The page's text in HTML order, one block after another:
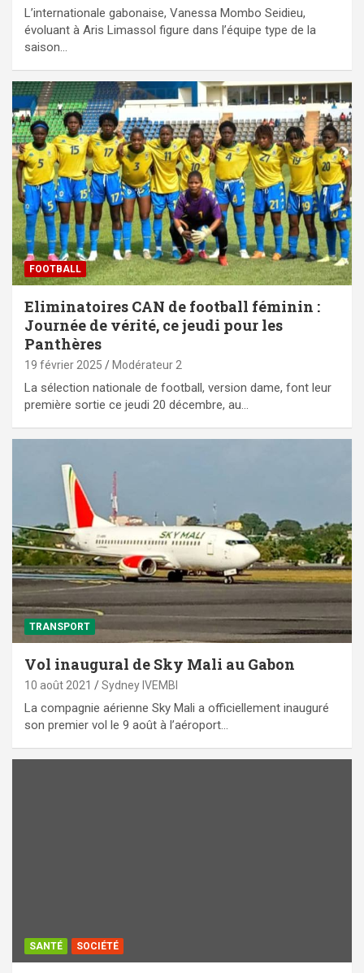
L’internationale gabonaise, Vanessa Mombo Seidieu,
évoluant à Aris Limassol figure dans l’équipe type de la
saison…
FOOTBALL
Eliminatoires CAN de football féminin :
Journée de vérité, ce jeudi pour les
Panthères
19 février 2025 Modérateur 2
La sélection nationale de football, version dame, font leur
première sortie ce jeudi 20 décembre, au…
TRANSPORT
Vol inaugural de Sky Mali au Gabon
10 août 2021 Sydney IVEMBI
La compagnie aérienne Sky Mali a officiellement inauguré
son premier vol le 9 août à l’aéroport…
SANTÉ SOCIÉTÉ